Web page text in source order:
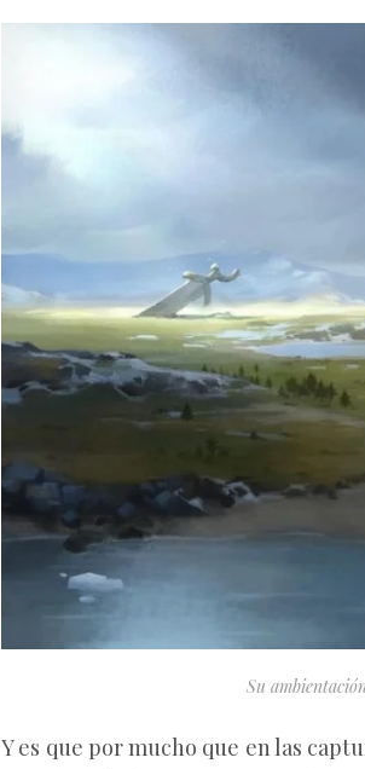
Su
Y es que por mucho que en las